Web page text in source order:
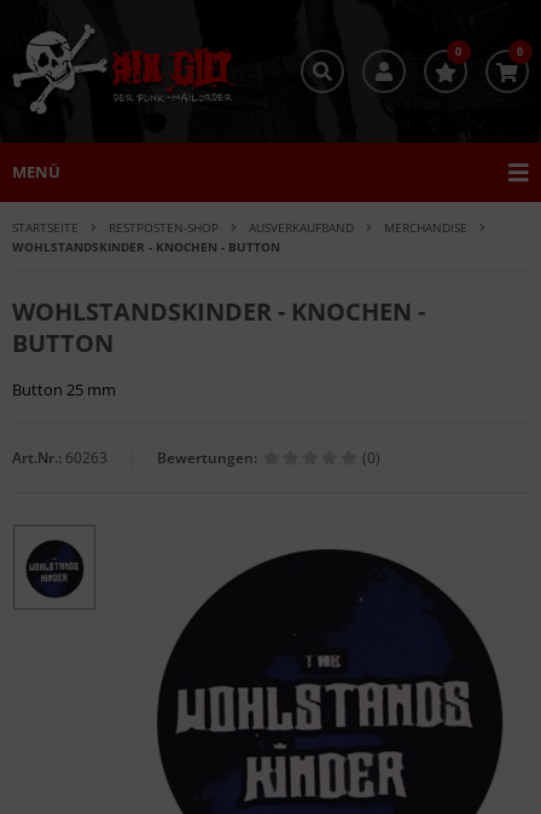
0 0
MENÜ
STARTSEITE RESTPOSTEN-SHOP AUSVERKAUFBAND
MERCHANDISE
WOHLSTANDSKINDER - KNOCHEN - BUTTON
WOHLSTANDSKINDER - KNOCHEN -
BUTTON
Button 25 mm
Art.Nr.: 60263 Bewertungen: (0)